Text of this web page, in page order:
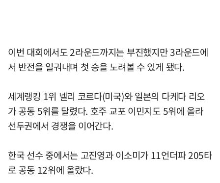
이번 대회에서도 2라운드까지는 부진했지만 3라운드에
서 반전을 일궈내며 첫 승을 노려볼 수 있게 됐다.
세계랭킹 1위 넬리 코르다(미국)와 일본의 다케다 리오
가 공동 5위를 달렸다. 호주 교포 이민지도 5위에 올라
선두권에서 경쟁을 이어간다.
한국 선수 중에서는 고진영과 이소미가 11언더파 205타
로 공동 12위에 올랐다.